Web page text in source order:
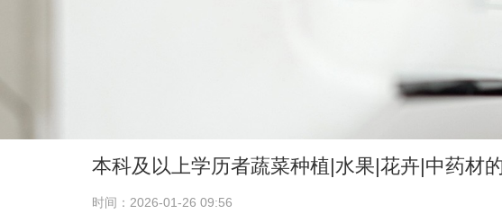
本科及以上学历者蔬菜种植|水果|花卉|中药材
时间：2026-01-26 09:56